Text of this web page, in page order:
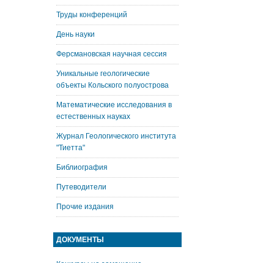
Труды конференций
День науки
Ферсмановская научная сессия
Уникальные геологические
объекты Кольского полуострова
Математические исследования в
естественных науках
Журнал Геологического института
"Тиетта"
Библиография
Путеводители
Прочие издания
ДОКУМЕНТЫ